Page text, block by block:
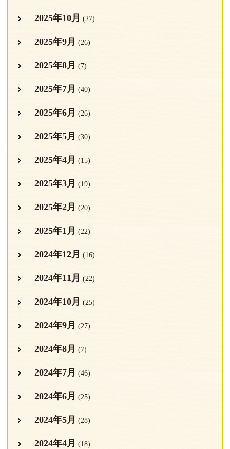
2025年10月 (27)
2025年9月 (26)
2025年8月 (7)
2025年7月 (40)
2025年6月 (26)
2025年5月 (30)
2025年4月 (15)
2025年3月 (19)
2025年2月 (20)
2025年1月 (22)
2024年12月 (16)
2024年11月 (22)
2024年10月 (25)
2024年9月 (27)
2024年8月 (7)
2024年7月 (46)
2024年6月 (25)
2024年5月 (28)
2024年4月 (18)